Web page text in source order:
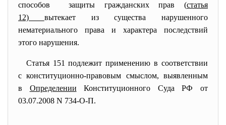
способов защиты гражданских прав (статья
12) вытекает из существа нарушенного
нематериального права и характера последствий
этого нарушения.
Статья 151 подлежит применению в соответствии
с конституционно-правовым смыслом, выявленным
в Определении Конституционного Суда РФ от
03.07.2008 N 734-О-П.